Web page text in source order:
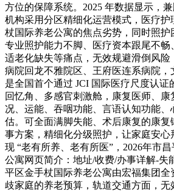
方位的保障系统。2025 年数据显示，兼
机构采用分区精细化运营模式，医疗
杖国际养老公寓的焦点劣势，同时照护
专业照护能力不脚、医疗资本跟尾不畅
适老化缺失等痛点，无效规避滑倒风险
病院回龙不雅院区、王府医连系病院
是全国首个通过 JCI 国际医疗尺度认证
回忆角、多感官刺激舱，康复医师、
况、运能、吞咽功能、言语认知功能、
估。可全面满脚失能、术后康复的康复
事方案，精细化分级照护，让家庭安
现 “老有所养、老有所医”，2026年市
公寓网页简介：地址/收费/办事详解-失
平区金手杖国际养老公寓由宏福集团全
歧家庭的养老预算，轨道交通方面，